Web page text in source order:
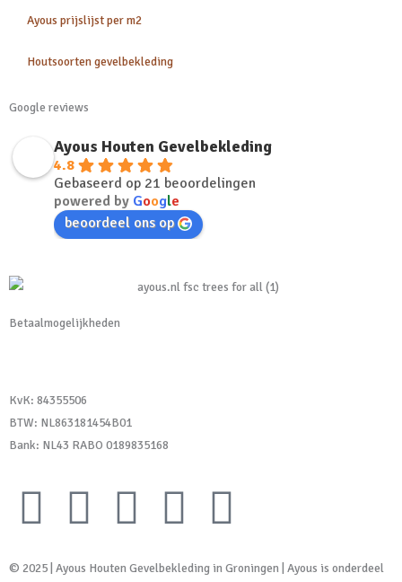
Ayous prijslijst per m2
Houtsoorten gevelbekleding
Google reviews
Ayous Houten Gevelbekleding
4.8
Gebaseerd op 21 beoordelingen
powered by Google
beoordeel ons op
Betaalmogelijkheden
KvK: 84355506
BTW: NL863181454B01
Bank: NL43 RABO 0189835168
L
i
I
n
F
a
P
i
Y
o
© 2025 | Ayous Houten Gevelbekleding in Groningen | Ayous is onderdeel